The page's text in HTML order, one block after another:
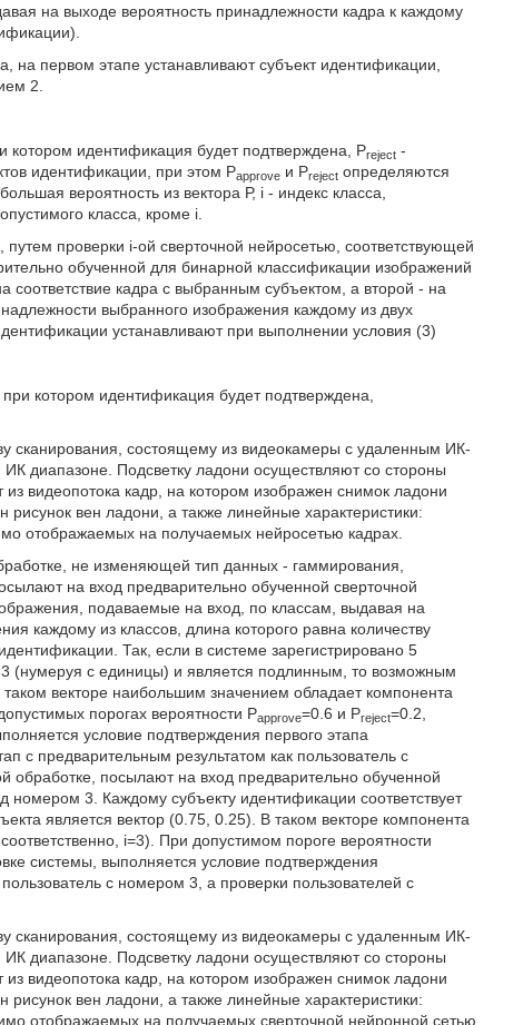
на выходе вероятность принадлежности кадра к каждому
на первом этапе устанавливают субъект идентификации,
2.
котором идентификация будет подтверждена, Preject -
идентификации, при этом Раpprove и Preject определяются
вероятность из вектора Р, i - индекс класса,
класса, кроме i.
проверки i-ой сверточной нейросетью, соответствующей
обученной для бинарной классификации изображений
соответствие кадра с выбранным субъектом, а второй - на
выбранного изображения каждому из двух
устанавливают при выполнении условия (3)
котором идентификация будет подтверждена,
сканирования, состоящему из видеокамеры с удаленным ИК-
диапазоне. Подсветку ладони осуществляют со стороны
видеопотока кадр, на котором изображен снимок ладони
вен ладони, а также линейные характеристики:
отображаемых на получаемых нейросетью кадрах.
не изменяющей тип данных - гаммирования,
на вход предварительно обученной сверточной
подаваемые на вход, по классам, выдавая на
каждому из классов, длина которого равна количеству
Так, если в системе зарегистрировано 5
(нумеруя с единицы) и является подлинным, то возможным
векторе наибольшим значением обладает компонента
порогах вероятности Papprove=0.6 и Preject=0.2,
условие подтверждения первого этапа
с предварительным результатом как пользователь с
посылают на вход предварительно обученной
номером 3. Каждому субъекту идентификации соответствует
является вектор (0.75, 0.25). В таком векторе компонента
i=3). При допустимом пороге вероятности
системы, выполняется условие подтверждения
с номером 3, а проверки пользователей с
сканирования, состоящему из видеокамеры с удаленным ИК-
диапазоне. Подсветку ладони осуществляют со стороны
видеопотока кадр, на котором изображен снимок ладони
вен ладони, а также линейные характеристики:
отображаемых на получаемых сверточной нейронной сетью